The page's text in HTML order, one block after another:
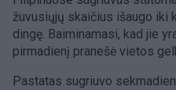
žuvusiųjų skaičius išaugo iki
dingę. Baiminamasi, kad jie
pirmadienį pranešė vietos
Pastatas sugriuvo